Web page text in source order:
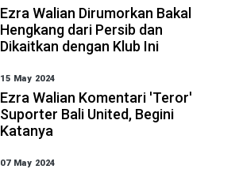
Ezra Walian Dirumorkan Bakal
Hengkang dari Persib dan
Dikaitkan dengan Klub Ini
15 May 2024
Ezra Walian Komentari 'Teror'
Suporter Bali United, Begini
Katanya
07 May 2024